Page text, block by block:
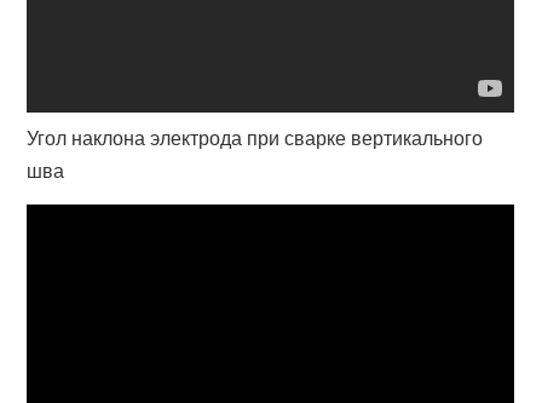
Угол наклона электрода при сварке вертикального
шва